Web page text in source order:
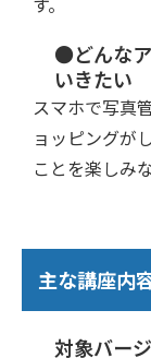
●どんな
いきたい
スマホで写真
ョッピングが
ことを楽しみ
主な講座内
対象バー